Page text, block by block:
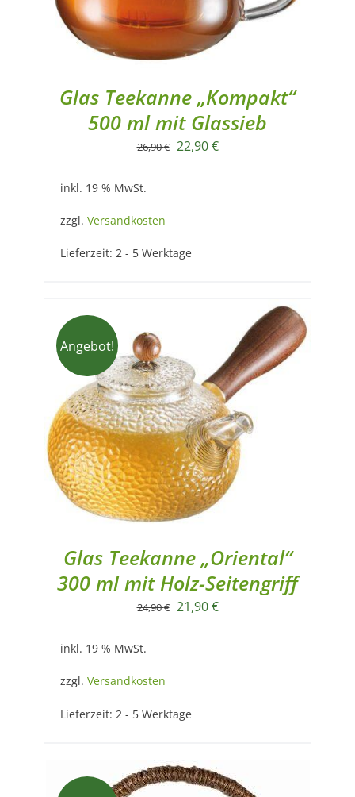
Glas Teekanne „Kompakt“
500 ml mit Glassieb
26,90€ Ursprünglicher
22,90€Aktueller
inkl. 19 % MwSt.
zzgl. Versandkosten
Lieferzeit: 2 - 5 Werktage
Angebot!
Glas Teekanne „Oriental“
300 ml mit Holz-Seitengriff
24,90€ Ursprünglicher
21,90€Aktueller
inkl. 19 % MwSt.
zzgl. Versandkosten
Lieferzeit: 2 - 5 Werktage